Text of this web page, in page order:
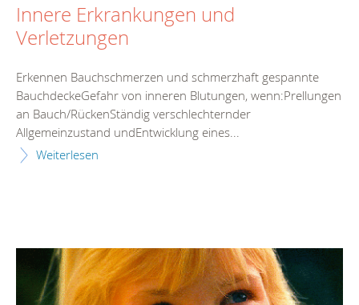
Innere Erkrankungen und
Verletzungen
Erkennen Bauchschmerzen und schmerzhaft gespannte
BauchdeckeGefahr von inneren Blutungen, wenn:Prellungen
an Bauch/RückenStändig verschlechternder
Allgemeinzustand undEntwicklung eines...
Weiterlesen